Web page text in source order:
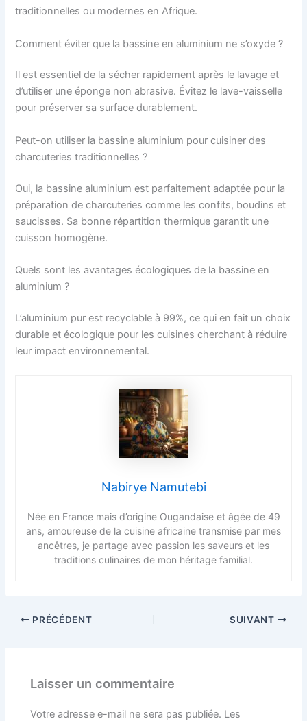
traditionnelles ou modernes en Afrique.
Comment éviter que la bassine en aluminium ne s’oxyde ?
Il est essentiel de la sécher rapidement après le lavage et
d’utiliser une éponge non abrasive. Évitez le lave-vaisselle
pour préserver sa surface durablement.
Peut-on utiliser la bassine aluminium pour cuisiner des
charcuteries traditionnelles ?
Oui, la bassine aluminium est parfaitement adaptée pour la
préparation de charcuteries comme les confits, boudins et
saucisses. Sa bonne répartition thermique garantit une
cuisson homogène.
Quels sont les avantages écologiques de la bassine en
aluminium ?
L’aluminium pur est recyclable à 99%, ce qui en fait un choix
durable et écologique pour les cuisines cherchant à réduire
leur impact environnemental.
Nabirye Namutebi
Née en France mais d’origine Ougandaise et âgée de 49
ans, amoureuse de la cuisine africaine transmise par mes
ancêtres, je partage avec passion les saveurs et les
traditions culinaires de mon héritage familial.
PRÉCÉDENT SUIVANT
Laisser un commentaire
Votre adresse e-mail ne sera pas publiée. Les